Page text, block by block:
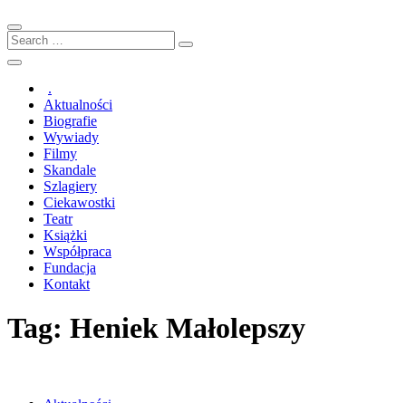
Search
…
.
Aktualności
Biografie
Wywiady
Filmy
Skandale
Szlagiery
Ciekawostki
Teatr
Książki
Współpraca
Fundacja
Kontakt
Tag: Heniek Małolepszy